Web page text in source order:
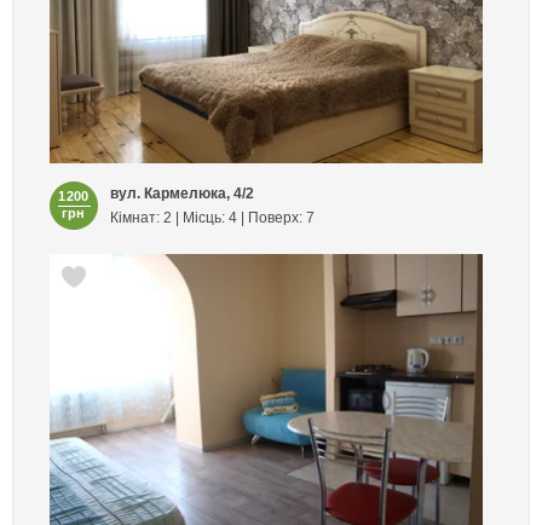
1200
грн
вул. Кармелюка, 4/2
Кімнат: 2 | Місць: 4 | Поверх: 7